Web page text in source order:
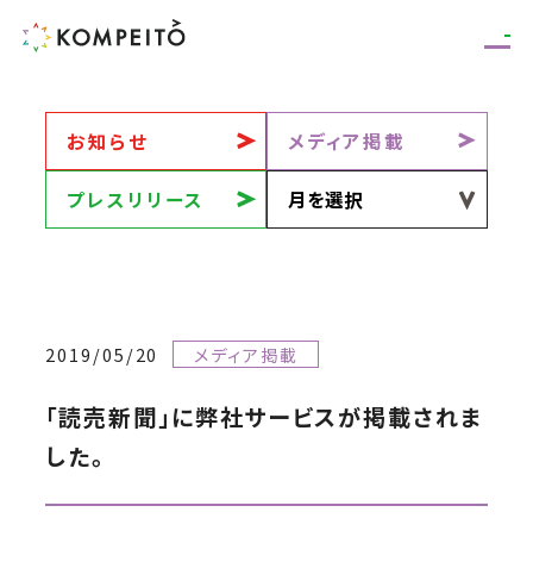
お知らせ メディア掲載
プレスリリース
2019/05/20 メディア掲載
「読売新聞」に弊社サービスが掲載されま
した。